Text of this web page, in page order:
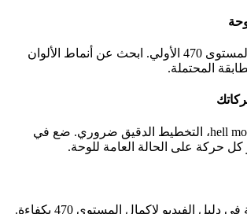
ابدأ بفحص تخطيط المستوى 470 الأولي. ابحث عن أنماط الألوان
المحتملة.
في هذا المستوى hell mode، التخطيط الدقيق ضروري. ضع في
كل حركة على الحالة العامة للوحة.
دليل الفيديو لإكمال المستوى 470 بكفاءة.